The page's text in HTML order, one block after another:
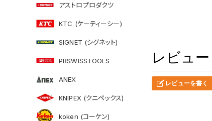
アストロプロダクツ
KTC (ケーティーシー)
SIGNET (シグネット)
PBSWISSTOOLS
ANEX
KNIPEX (クニペックス)
koken (コーケン)
レビュー
レビューを書く